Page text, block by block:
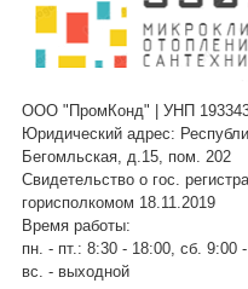
ООО "ПромКонд" | УНП
Юридический адрес:
Бегомльская, д.15, пом. 202
Свидетельство о гос.
горисполкомом 18.11.2019
Время работы:
пн. - пт.: 8:30 - 18:00, сб. 9:00
вс. - выходной